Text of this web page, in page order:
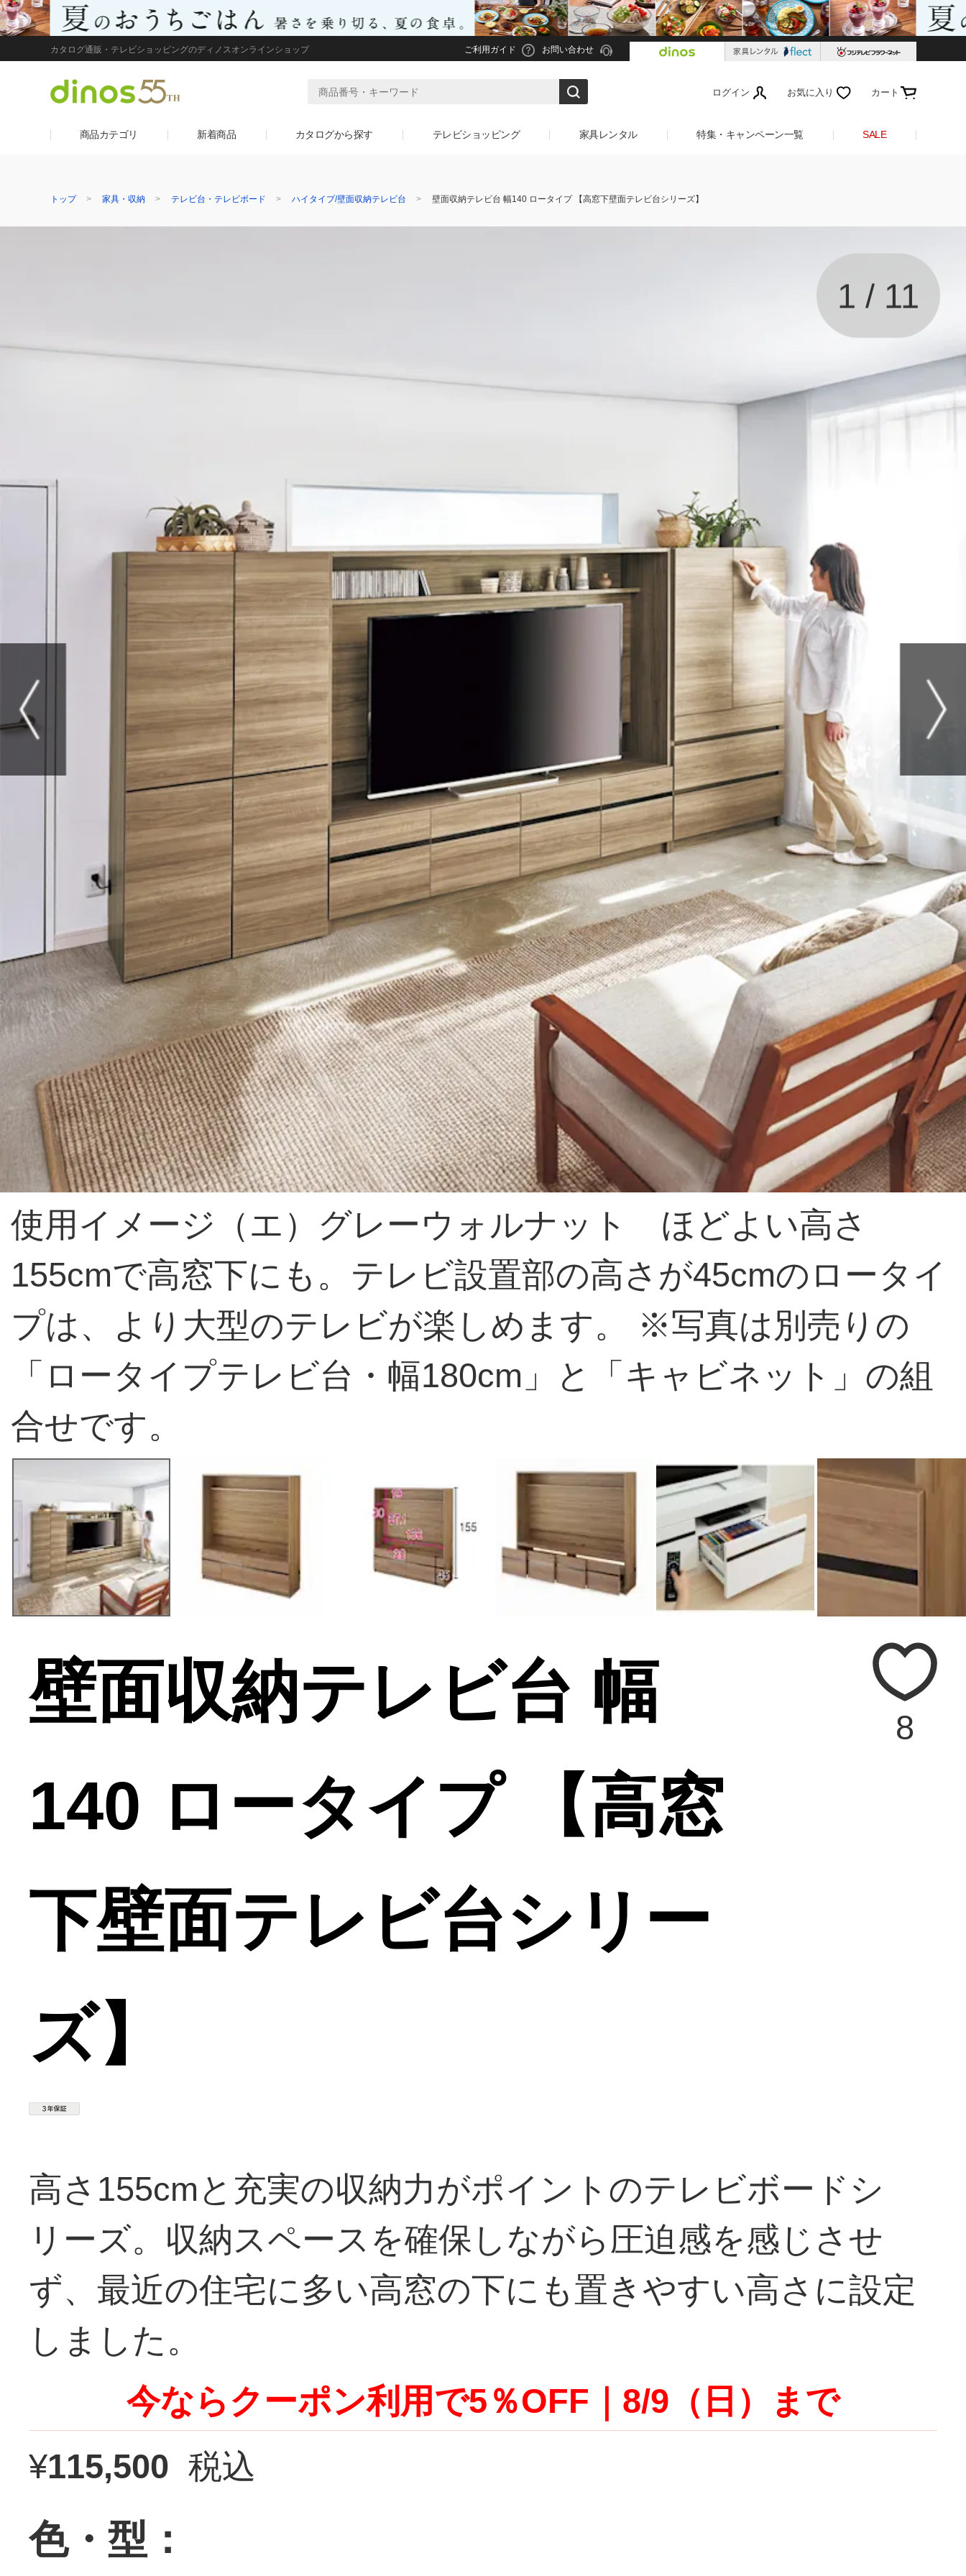
カタログ通販・テレビショッピングのディノスオンラインショップ ご利用ガイド お問い合わせ
ログイン お気に入り カート
商品カテゴリ 新着商品 カタログから探す テレビショッピング 家具レンタル 特集・キャンペーン一覧 SALE
トップ 家具・収納 テレビ台・テレビボード ハイタイプ/壁面収納テレビ台 壁面収納テレビ台 幅140 ロータイプ 【高窓下壁面テレビ台シリーズ】
使用イメージ（エ）グレーウォルナット ほどよい高さ
155cmで高窓下にも。テレビ設置部の高さが45cmのロータイ
プは、より大型のテレビが楽しめます。 ※写真は別売りの
「ロータイプテレビ台・幅180cm」と「キャビネット」の組
合せです。
1 / 11
壁面収納テレビ台 幅
140 ロータイプ 【高窓
下壁面テレビ台シリー
ズ】
8
高さ155cmと充実の収納力がポイントのテレビボードシ
リーズ。収納スペースを確保しながら圧迫感を感じさせ
ず、最近の住宅に多い高窓の下にも置きやすい高さに設定
しました。
今ならクーポン利用で5％OFF｜8/9（日）まで
¥115,500 税込
色・型：